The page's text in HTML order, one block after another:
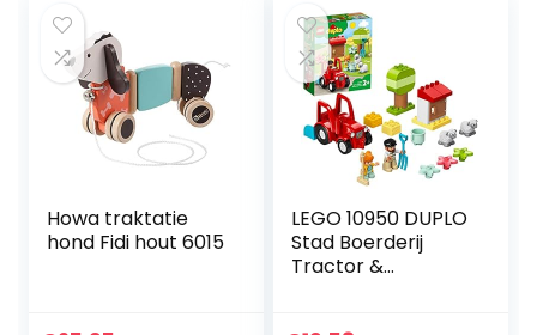
Howa traktatie
hond Fidi hout 6015
LEGO 10950 DUPLO
Stad Boerderij
Tractor &